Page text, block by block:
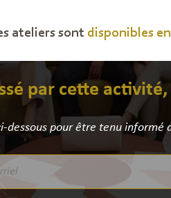
ateliers sont disponibles
par cette activité,
dessous pour être tenu informé